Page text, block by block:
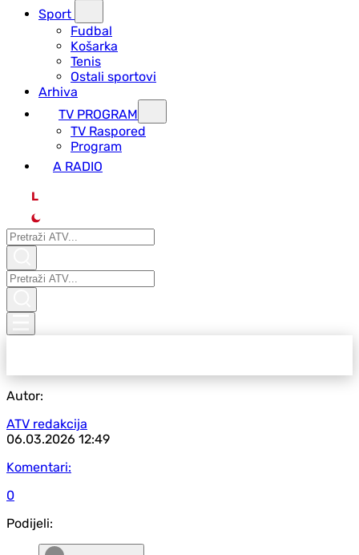
Sport
Fudbal
Košarka
Tenis
Ostali sportovi
Arhiva
TV PROGRAM
ТV Raspored
Program
A RADIO
L
Autor:
ATV redakcija
06.03.2026 12:49
Komentari:
0
Podijeli: